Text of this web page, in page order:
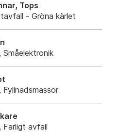
Tops
- Gröna kärlet
Farligt avfall